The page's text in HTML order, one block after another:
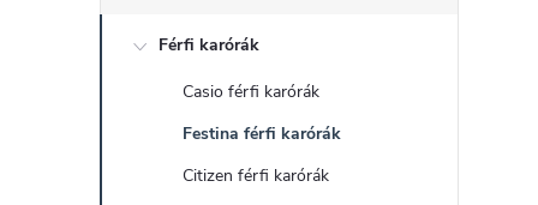
Férfi karórák
Casio férfi karórák
Festina férfi karórák
Citizen férfi karórák